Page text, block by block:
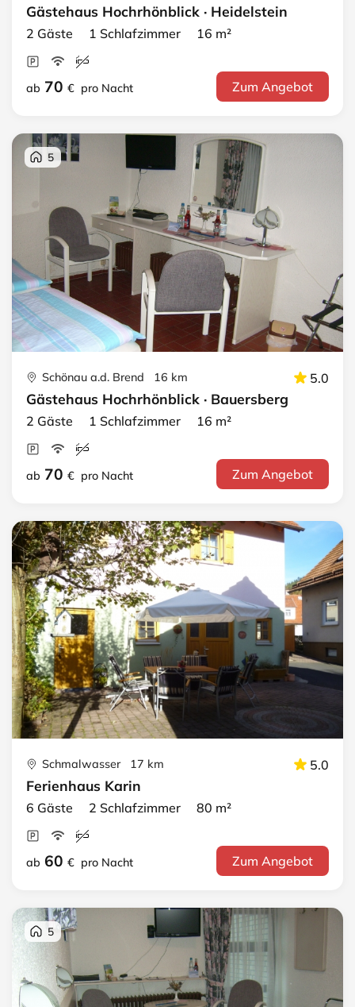
Gästehaus Hochrhönblick · Heidelstein
2 Gäste 1 Schlafzimmer 16 m²
ab 70 € pro Nacht Zum Angebot
5
Schönau a.d. Brend 16 km 5.0
Gästehaus Hochrhönblick · Bauersberg
2 Gäste 1 Schlafzimmer 16 m²
ab 70 € pro Nacht Zum Angebot
Schmalwasser 17 km 5.0
Ferienhaus Karin
6 Gäste 2 Schlafzimmer 80 m²
ab 60 € pro Nacht Zum Angebot
5